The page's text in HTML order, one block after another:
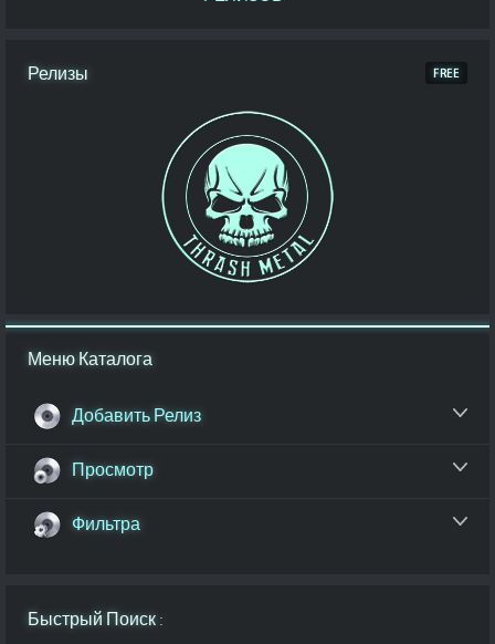
Релизы
Меню Каталога
Добавить Релиз
Просмотр
Фильтра
Быстрый Поиск :